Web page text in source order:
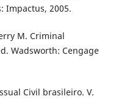
Impactus, 2005.
M. Criminal
Wadsworth: Cengage
Civil brasileiro. V.